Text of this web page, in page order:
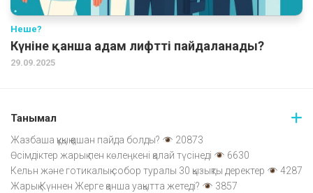
Неше?
Күніне қанша адам лифтті пайдаланады?
29.09.2025
Танымал
Жазбаша құқық қашан пайда болды?
20873
Өсімдіктер жарық пен көлеңкені қалай түсінеді
6630
Кельн және готикалық собор туралы 30 қызықты деректер
4287
Жарық Күннен Жерге қанша уақытта жетеді?
3857